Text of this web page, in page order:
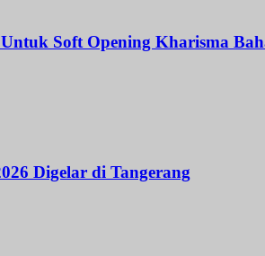
Soft Opening Kharisma
Digelar di Tangerang